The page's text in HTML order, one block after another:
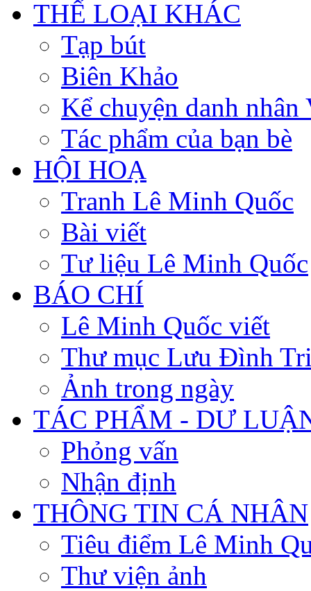
THỂ LOẠI KHÁC
Tạp bút
Biên Khảo
Kể chuyện danh nhân
Tác phẩm của bạn bè
HỘI HOẠ
Tranh Lê Minh Quốc
Bài viết
Tư liệu Lê Minh Quốc
BÁO CHÍ
Lê Minh Quốc viết
Thư mục Lưu Đình
Ảnh trong ngày
TÁC PHẨM - DƯ
Phỏng vấn
Nhận định
THÔNG TIN CÁ NHÂN
Tiêu điểm Lê Minh
Thư viện ảnh